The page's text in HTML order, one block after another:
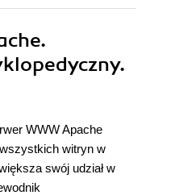
WWW Apache
wszystkich witryn w
swój udział w